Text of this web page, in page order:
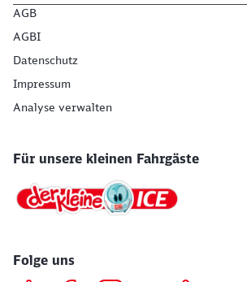
AGB
AGBI
Datenschutz
Impressum
Analyse verwalten
Für unsere kleinen Fahrgäste
Folge uns